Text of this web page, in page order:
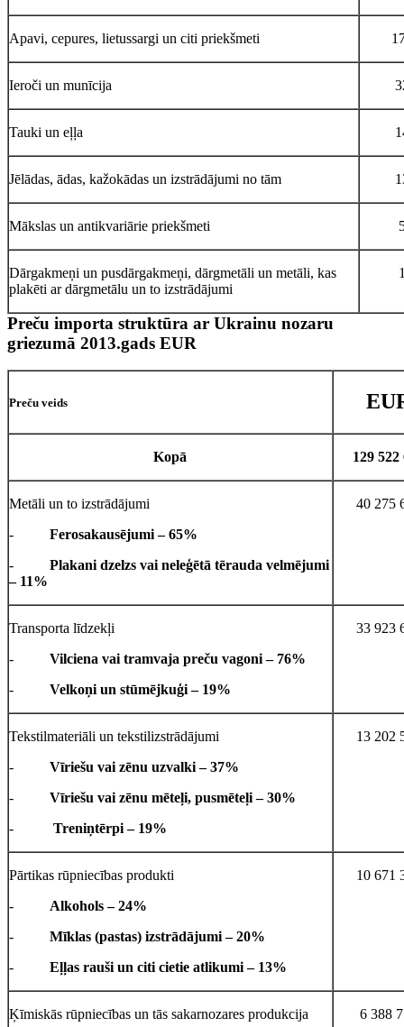
Apavi, cepures, lietussargi un citi priekšmeti
Ieroči un munīcija
Tauki un eļļa
Jēlādas, ādas, kažokādas un izstrādājumi no tām
Mākslas un antikvariārie priekšmeti
Dārgakmeņi un pusdārgakmeņi, dārgmetāli un metāli, kas
plakēti ar dārgmetālu un to izstrādājumi
Preču importa struktūra ar Ukrainu nozaru
griezumā 2013.gads EUR
Preču veids
Kopā 129 522
Metāli un to izstrādājumi
- Ferosakausējumi – 65%
- Plakani dzelzs vai neleģētā tērauda velmējumi
– 11%
40 275
Transporta līdzekļi
- Vilciena vai tramvaja preču vagoni – 76%
- Velkoņi un stūmējkuģi – 19%
33 923
Tekstilmateriāli un tekstilizstrādājumi
- Vīriešu vai zēnu uzvalki – 37%
- Vīriešu vai zēnu mēteļi, pusmēteļi – 30%
-
Treniņtērpi – 19%
13 202
Pārtikas rūpniecības produkti
- Alkohols – 24%
- Mīklas (pastas) izstrādājumi – 20%
- Eļļas rauši un citi cietie atlikumi – 13%
10 671
Ķīmiskās rūpniecības un tās sakarnozares produkcija 6 388